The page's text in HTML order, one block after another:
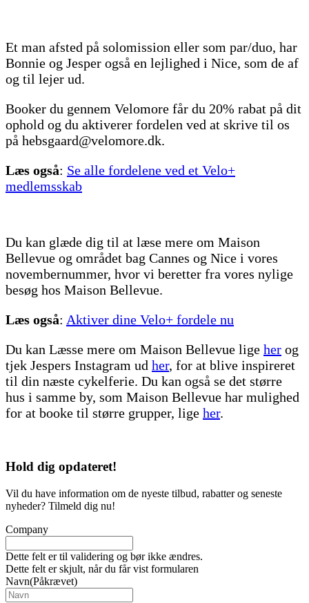
Et man afsted på solomission eller som par/duo, har
Bonnie og Jesper også en lejlighed i Nice, som de af
og til lejer ud.
Booker du gennem Velomore får du 20% rabat på dit
ophold og du aktiverer fordelen ved at skrive til os
på hebsgaard@velomore.dk.
Læs også: Se alle fordelene ved et Velo+
medlemsskab
Du kan glæde dig til at læse mere om Maison
Bellevue og området bag Cannes og Nice i vores
novembernummer, hvor vi beretter fra vores nylige
besøg hos Maison Bellevue.
Læs også: Aktiver dine Velo+ fordele nu
Du kan Læsse mere om Maison Bellevue lige her og
tjek Jespers Instagram ud her, for at blive inspireret
til din næste cykelferie. Du kan også se det større
hus i samme by, som Maison Bellevue har mulighed
for at booke til større grupper, lige her.
Hold dig opdateret!
Vil du have information om de nyeste tilbud, rabatter og seneste
nyheder? Tilmeld dig nu!
Company
Dette felt er til validering og bør ikke ændres.
Dette felt er skjult, når du får vist formularen
Navn(Påkrævet)